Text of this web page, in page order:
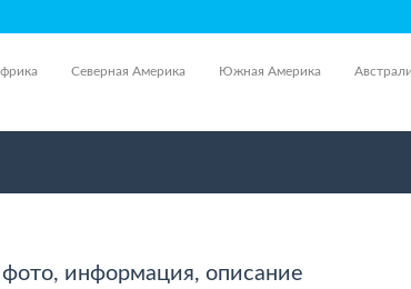
Северная Америка Южная Америка
информация, описание